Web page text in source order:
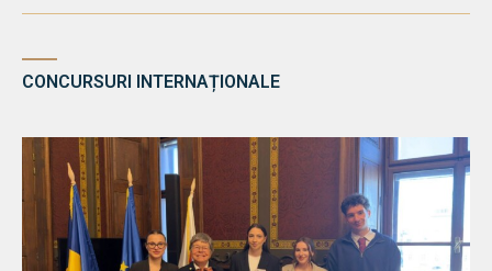
CONCURSURI INTERNAȚIONALE